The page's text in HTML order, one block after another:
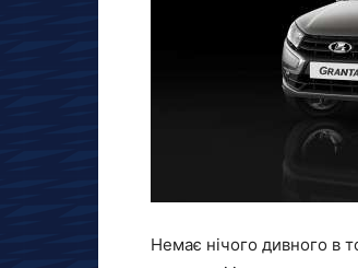
Немає нічого дивного в